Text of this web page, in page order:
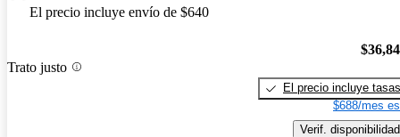
El precio incluye envío de $640
Trato justo
El precio incluye tasas
$688/mes
Verif. disponibilidad